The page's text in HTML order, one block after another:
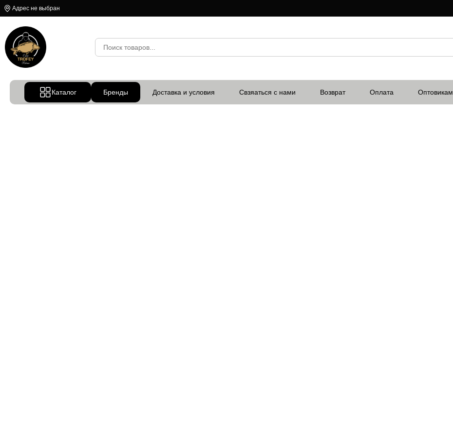
Адрес не выбран
Каталог Бренды Доставка и условия Свзяаться с нами Возврат Оплата Оптовикам